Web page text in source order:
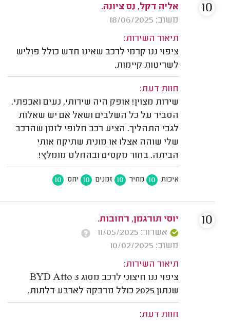
אליה דקל, נס ציונה.
משוב: 18/06/2025
תיאור השירות:
ציפוי ננו קרמי לרכב שאינו חדש כולל פוליש
לשריטות קיימות.
חוות דעת:
שירות מצוין! אופק היה שירותי, נעים ואכפתי.
הסביר על כל השלבים ושאל אם יש שאלות
לגבי התהליך. הציע רכב חלופי לזמן שהרכב
שלי שוהה אצלו או מונית שתיקח אותי
הביתה. בחור מקסים ובהחלט מומלץ!
איכות 10 מחיר 10 זמנים 10 יחס 10
10
יוסי תורגמן, רחובות.
אשרור: 11/05/2025
משוב: 10/02/2025
תיאור השירות:
ציפוי ננו חיצוני לרכב מסוג BYD Atto 3
שנתון 2025 כולל מדבקה לארבע דלתות.
חוות דעת:
10